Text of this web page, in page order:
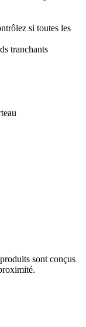
si toutes les
tranchants
sont conçus